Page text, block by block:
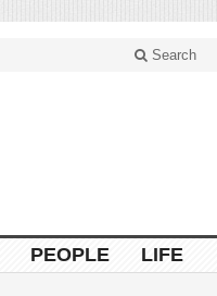
Search
PEOPLE LIFE